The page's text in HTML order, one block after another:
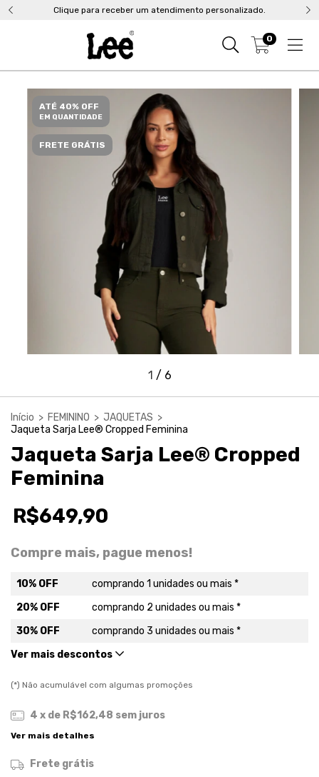
Clique para receber um atendimento personalizado.
0
ATÉ 40% OFF
EM QUANTIDADE
FRETE GRÁTIS
1 / 6
Início > FEMININO > JAQUETAS >
Jaqueta Sarja Lee® Cropped Feminina
Jaqueta Sarja Lee® Cropped
Feminina
R$649,90
Compre mais, pague menos!
10% OFF
comprando 1 unidades ou mais *
20% OFF
comprando 2 unidades ou mais *
30% OFF
comprando 3 unidades ou mais *
Ver mais descontos
(*) Não acumulável com algumas promoções
4 x de R$162,48 sem juros
Ver mais detalhes
Frete grátis